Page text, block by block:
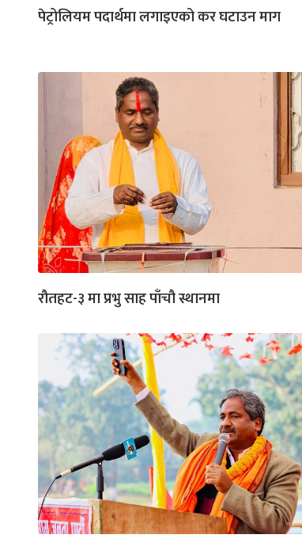
पेट्रोलियम पदार्थमा लगाइएको कर घटाउन माग
रौतहट-३ मा प्रभु साह पाँचौ स्थानमा